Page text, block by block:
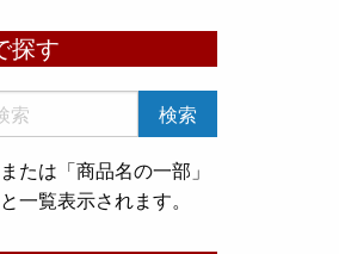
』と『オートミー
ス致しました。何処へ
びが出来て、非常に便
探す
たは「商品名の一部」
一覧表示されます。